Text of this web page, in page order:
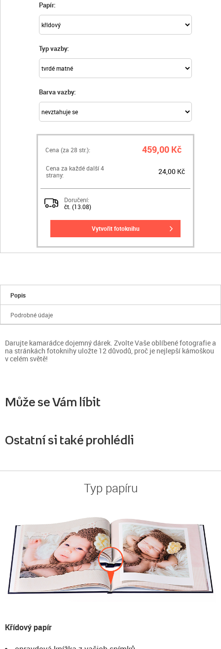
Papír:
Typ vazby:
Barva vazby:
Cena (za 28 str.): 459,00 Kč
Cena za každé další 4
strany:
24,00 Kč
Doručení:
čt. (13.08)
vytvořit fotoknihu
Popis
Podrobné údaje
Darujte kamarádce dojemný dárek. Zvolte Vaše oblíbené fotografie a
na stránkách fotoknihy uložte 12 důvodů, proč je nejlepší kámoškou
v celém světě!
Může se Vám líbit
Ostatní si také prohlédli
Typ papíru
Křídový papír